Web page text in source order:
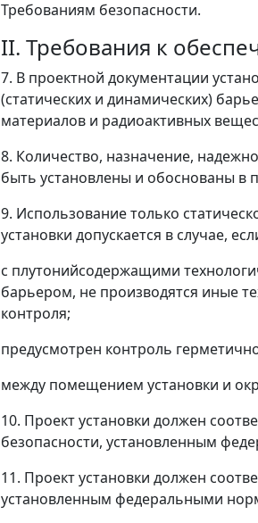
Требованиям безопасности.
II. Требования к
7. В проектной документации
(статических и динамических)
материалов и радиоактивных
8. Количество, назначение,
быть установлены и обоснованы в
9. Использование только
установки допускается в случае,
с плутонийсодержащими
барьером, не производятся иные
контроля;
предусмотрен контроль
между помещением установки и
10. Проект установки должен
безопасности, установленным
11. Проект установки должен
установленным федеральными